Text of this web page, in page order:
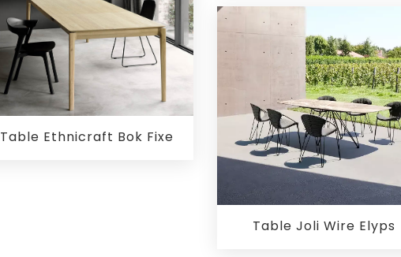
Table Ethnicraft Bok Fixe
Table Joli Wire Elyps